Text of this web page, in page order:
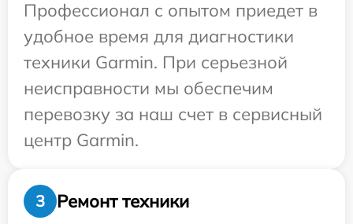
Профессионал с опытом приедет в
удобное время для диагностики
техники Garmin. При серьезной
неисправности мы обеспечим
перевозку за наш счет в сервисный
центр Garmin.
3 Ремонт техники